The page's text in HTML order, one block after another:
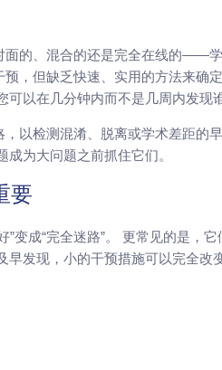
的、混合的还是完全在线的——学
，但缺乏快速、实用的方法来确
以在几分钟内而不是几周内发现
以检测混淆、脱离或学术差距的
为大问题之前抓住它们。
要
”变成“完全迷路”。 更常见的是，
早发现，小的干预措施可以完全